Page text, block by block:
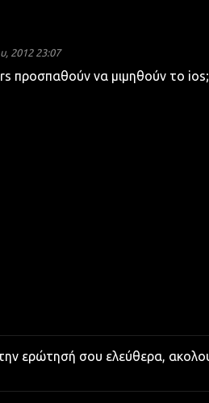
2012 23:07
προσπαθούν να μιμηθούν το
ερώτησή σου ελεύθερα,